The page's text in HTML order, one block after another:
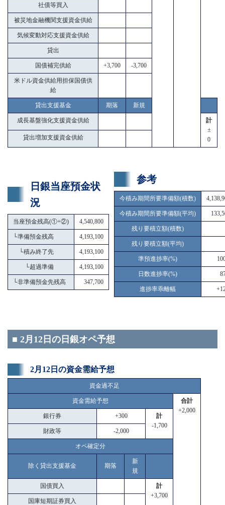
社債等買入
被災地金融機関支援資金供給
気候変動対応支援資金供給
貸出
国債補完供給 +3,700 -3,700
米ドル資金供給用担保国債供
給
貸出支援基金 期落 新規
成長基盤強化支援資金供給
計
±
0
貸出増加支援資金供給
日銀当座預金状
況
当座預金残高(①+②) 4,540,800
└準備預金残高 4,193,100
└積み終了先 4,193,100
└超過準備 4,193,100
└非準備預金先残高 347,700
参考
今積み期間所要準備額(積数)
今積み期間所要準備額(平均)
残り要積立額(積数)
残り要積立額(平均)
準預進捗率(%)
日数進捗率(%)
進捗率乖離幅
■ 2月12日の日銀オペ予想
2月12日の資金需給予想
資金過不足
資金需給予想
合計
+2,000
銀行券 +300
計
-1,700
財政等 -2,000
オペ確定分
除く貸出支援基金 期落
新
規
国債買入
計
+3,700
国庫短期証券買入